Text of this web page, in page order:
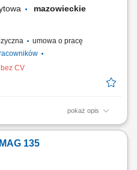
mazowieckie
umowa o pracę
CV
pokaż opis
koparki jednonaczyniowej na
po zakończeniu pracy sprzętem.
135